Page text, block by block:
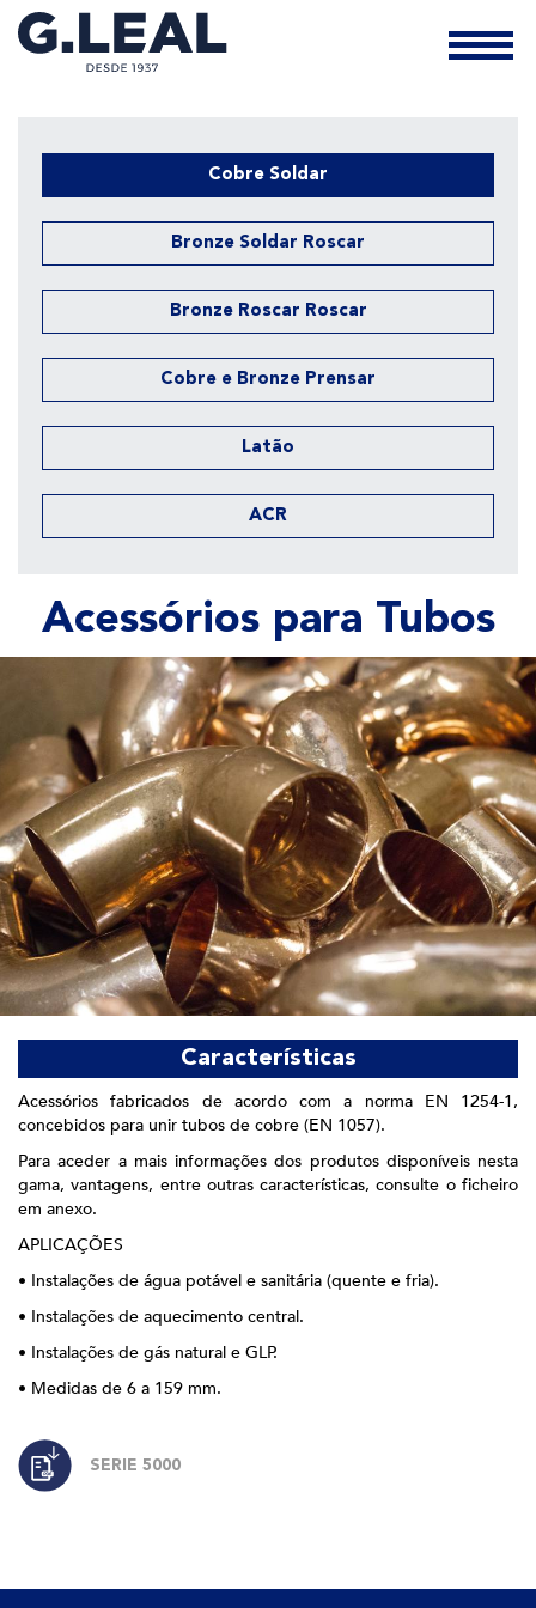
Cobre Soldar
Bronze Soldar Roscar
Bronze Roscar Roscar
Cobre e Bronze Prensar
Latão
ACR
Acessórios para Tubos
Características
Acessórios fabricados de acordo com a norma EN 1254-1,
concebidos para unir tubos de cobre (EN 1057).
Para aceder a mais informações dos produtos disponíveis nesta
gama, vantagens, entre outras características, consulte o ficheiro
em anexo.
APLICAÇÕES
• Instalações de água potável e sanitária (quente e fria).
• Instalações de aquecimento central.
• Instalações de gás natural e GLP.
• Medidas de 6 a 159 mm.
SERIE 5000